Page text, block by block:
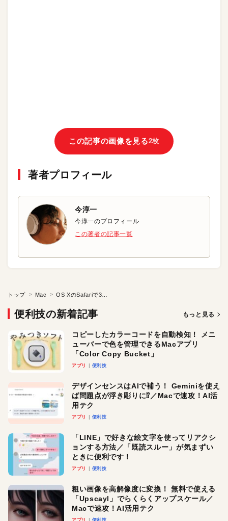
この記事の画像を見る2枚
著者プロフィール
今淳一
今淳一のプロフィール
この著者の記事一覧
トップ Mac
便利技の新着記事 もっと見る
コピーしたカラーコードを自動検知！ メニ
ューバーで色を管理できるMacアプリ
「Color Copy Bucket」
アプリ 便利技
デザインセンスはAIで補う！ Geminiを使え
ば問題点が浮き彫りに⁉︎／Macで速攻！AI活
用テク
アプリ 便利技
「LINE」で好きな絵文字を使ってリアクシ
ョンする方法／「既読スルー」が気まずい
ときに便利です！
アプリ 便利技
粗い画像を高解像度に変換！ 無料で使える
「Upscayl」でらくらくアップスケール／
Macで速攻！AI活用テク